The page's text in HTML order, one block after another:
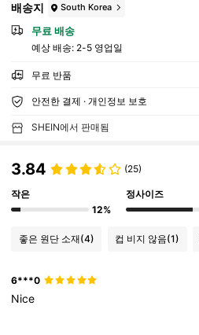
배송지 South Korea
무료 배송
예상 배송: 2-5 영업일
무료 반품
안전한 결제 · 개인정보 보호
SHEIN에서 판매됨
3.84 (25)
작은
12%
정사이즈
좋은 원단 소재(4) 컵 비지 않음(1)
6***0
Nice